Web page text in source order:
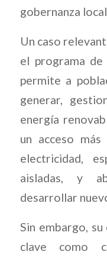
gobernanza
Un caso
el programa de
permite a
generar,
energía
un acceso
electricidad,
aisladas, y
desarrollar
Sin embargo,
clave como